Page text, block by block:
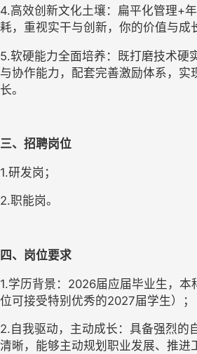
4.高效创新文化土壤：扁平化管理+
耗，重视实干与创新，你的价值与成
5.软硬能力全面培养：既打磨技术硬
与协作能力，配套完善激励体系，实
长。
三、招聘岗位
1.研发岗；
2.职能岗。
四、岗位要求
1.学历背景：2026届应届毕业生，本
位可接受特别优秀的2027届学生）；
2.自我驱动，主动成长：具备强烈的
清晰，能够主动规划职业发展、推进